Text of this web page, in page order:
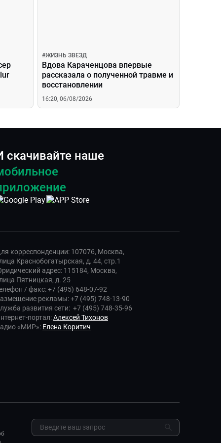
#ЖИЗНЬ ЗВЕЗД
Вдова Караченцова впервые
рассказала о полученной травме и
восстановлении
16:20, 06/08/2026
скачивайте наше
корреспонденции: 107076, Москва,
Краснобогатырская, д. 44, стр.1
адрес: 115184, Москва,
Пятницкая, д. 25
/ факс: +7 (495) 648-07-92
рекламы: +7 (495) 748-13-90
развития сети: +7 (495) 748-35-96
портал:Алексей Тихонов
«МИР»: Елена Коритич